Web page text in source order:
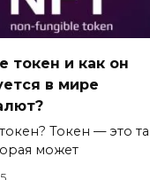
токен и как он
в мире
Токен — это
может